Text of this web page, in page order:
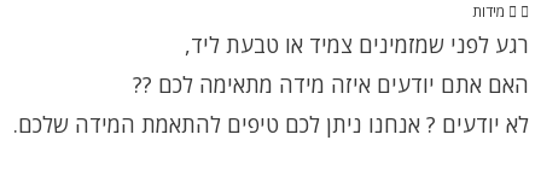
מידות
רגע לפני שמזמינים צמיד או טבעת ליד,
האם אתם יודעים איזה מידה מתאימה לכם ??
לא יודעים ? אנחנו ניתן לכם טיפים להתאמת המידה שלכם.